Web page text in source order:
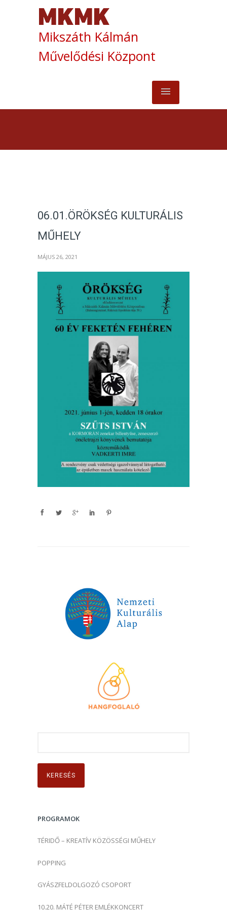
Mikszáth Kálmán
Művelődési Központ
06.01.ÖRÖKSÉG KULTURÁLIS
MŰHELY
MÁJUS 26, 2021
r
s
:PROGRAMOK
TÉRIDŐ – KREATÍV KÖZÖSSÉGI MŰHELY
POPPING
GYÁSZFELDOLGOZÓ CSOPORT
10.20. MÁTÉ PÉTER EMLÉKKONCERT